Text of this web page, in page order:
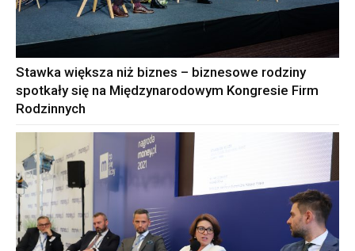
Stawka większa niż biznes – biznesowe rodziny
spotkały się na Międzynarodowym Kongresie Firm
Rodzinnych